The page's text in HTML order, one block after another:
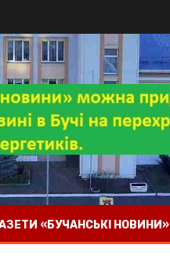
«БУЧАНСЬКІ НОВИНИ»